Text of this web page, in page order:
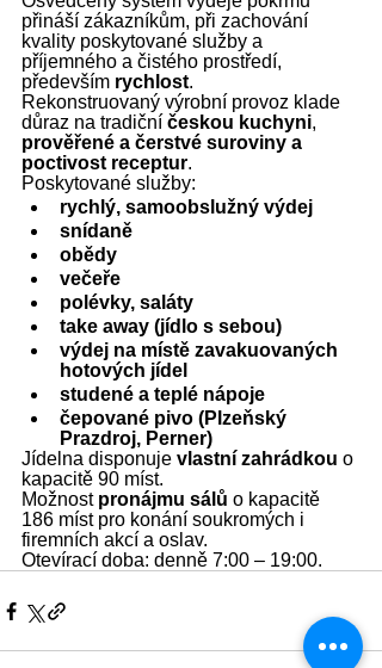
přináší zákazníkům, při zachování
kvality poskytované služby a
příjemného a čistého prostředí,
především rychlost.
Rekonstruovaný výrobní provoz klade
důraz na tradiční českou kuchyni,
prověřené a čerstvé suroviny a
poctivost receptur.
Poskytované služby:
rychlý, samoobslužný výdej
snídaně
obědy
večeře
polévky, saláty
take away (jídlo s sebou)
výdej na místě zavakuovaných
hotových jídel
studené a teplé nápoje
čepované pivo (Plzeňský
Prazdroj, Perner)
Jídelna disponuje vlastní zahrádkou o
kapacitě 90 míst.
Možnost pronájmu sálů o kapacitě
186 míst pro konání soukromých i
firemních akcí a oslav.
Otevírací doba: denně 7:00 – 19:00.